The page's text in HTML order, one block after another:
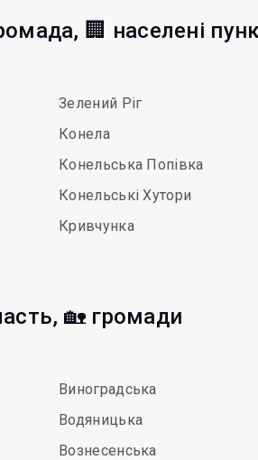
🏢 населені
Зелений Ріг
Конела
Конельська Попівка
Конельські Хутори
Кривчунка
🏡 громади
Виноградська
Водяницька
Вознесенська